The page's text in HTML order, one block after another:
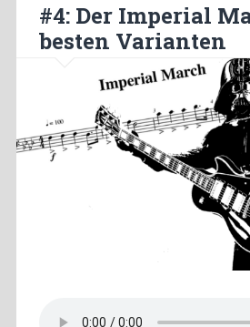
#4: Der Imperial
besten Varianten